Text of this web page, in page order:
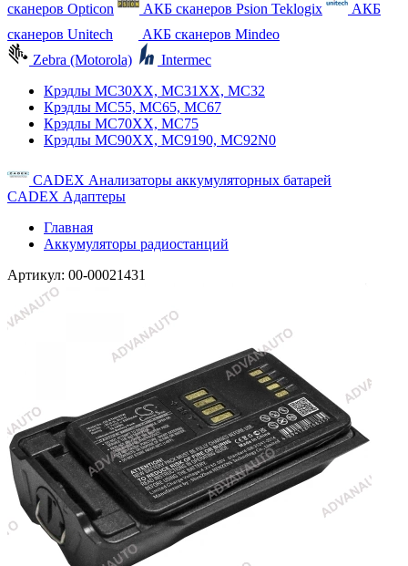
сканеров Opticon
АКБ сканеров Psion Teklogix
АКБ
сканеров Unitech
АКБ сканеров Mindeo
Zebra (Motorola)
Intermec
Крэдлы MC30XX, MC31XX, MC32
Крэдлы MC55, MC65, MC67
Крэдлы MC70XX, MC75
Крэдлы MC90XX, MC9190, MC92N0
CADEX Анализаторы аккумуляторных батарей
CADEX Адаптеры
Главная
Аккумуляторы радиостанций
Артикул: 00-00021431